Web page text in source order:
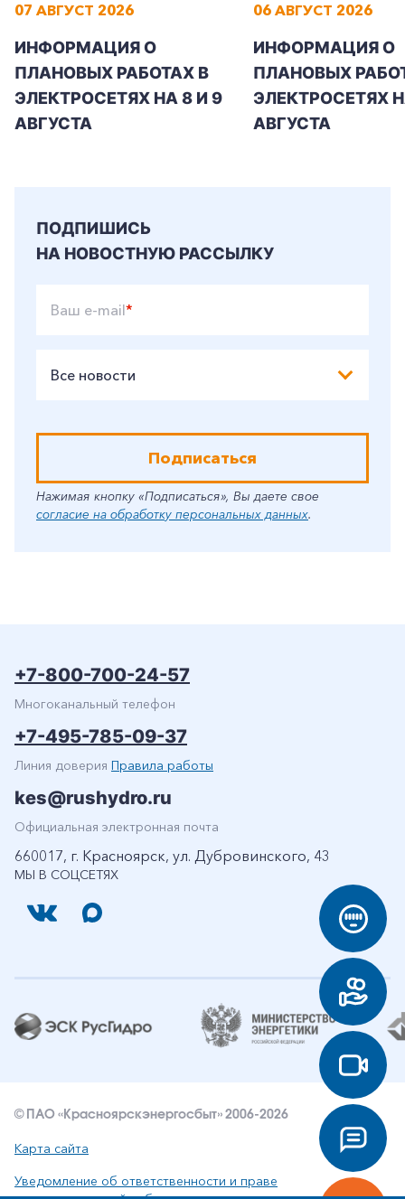
07 АВГУСТ 2026
ИНФОРМАЦИЯ О
ПЛАНОВЫХ РАБОТАХ В
ЭЛЕКТРОСЕТЯХ НА 8 И 9
АВГУСТА
06 АВГУСТ 2026
ИНФОРМАЦИЯ О
ПЛАНОВЫХ
ЭЛЕКТРОСЕТЯХ
АВГУСТА
ПОДПИШИСЬ
НА НОВОСТНУЮ РАССЫЛКУ
Ваш e-mail*
Все новости
Подписаться
Нажимая кнопку «Подписаться», Вы даете свое
согласие на обработку персональных данных.
МЫ В СОЦСЕТЯХ
+7-800-700-24-57
Многоканальный телефон
+7-495-785-09-37
Линия доверия Правила работы
kes@rushydro.ru
Официальная электронная почта
660017, г. Красноярск, ул. Дубровинского, 43
© ПАО «Красноярскэнергосбыт» 2006-2026
Карта сайта
Уведомление об ответственности и праве